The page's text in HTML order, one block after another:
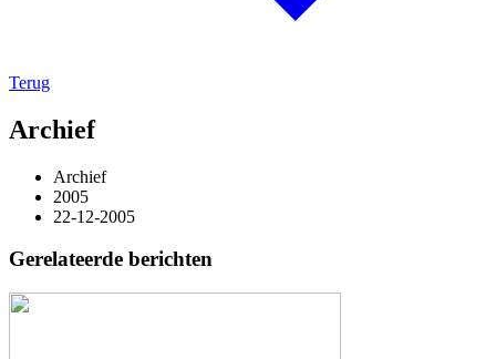
Terug
Archief
Archief
2005
22-12-2005
Gerelateerde berichten